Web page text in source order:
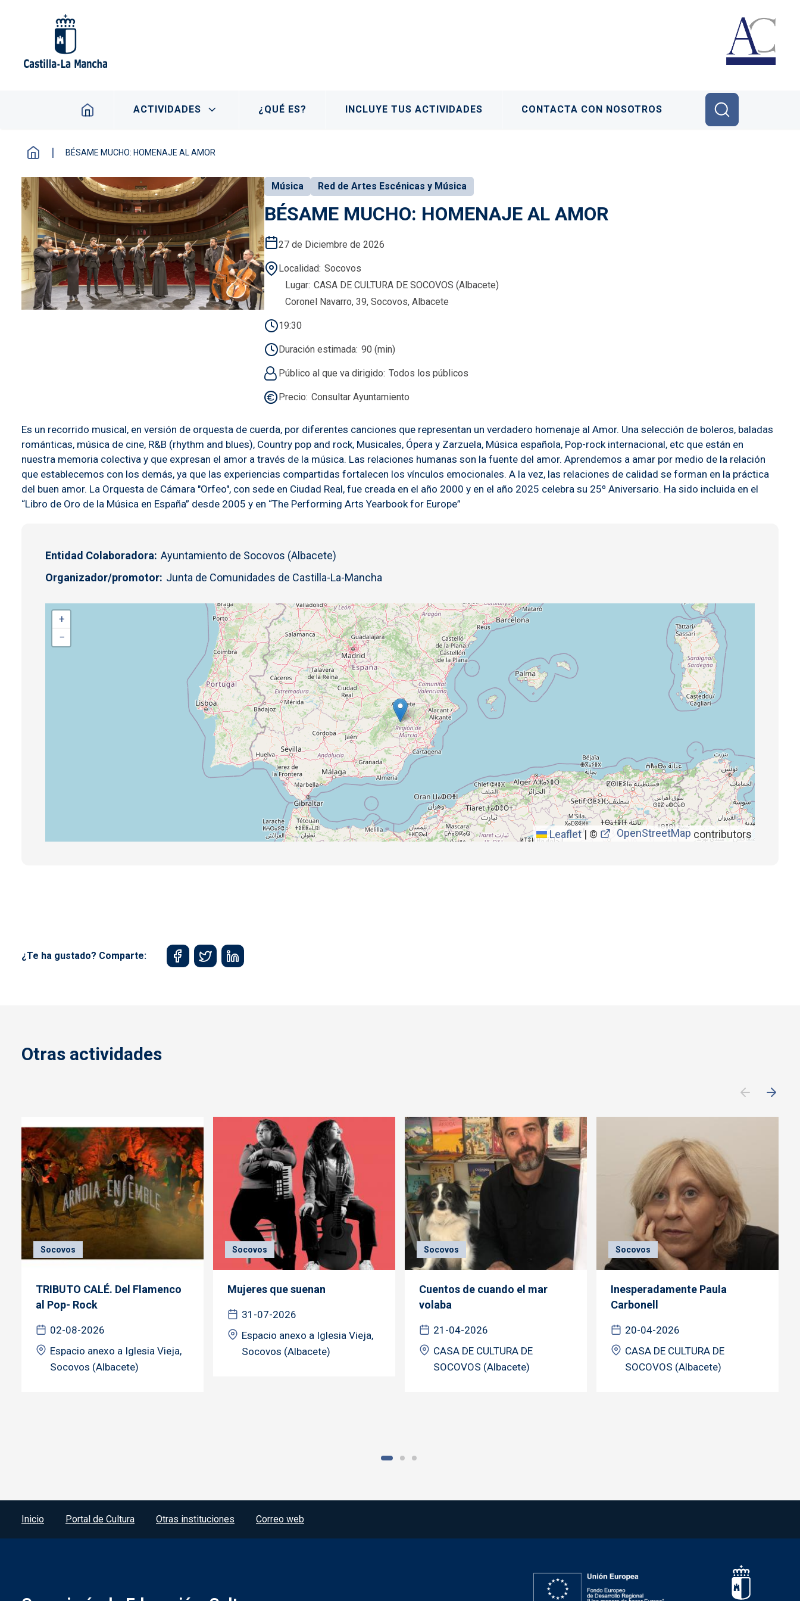
Navegación principal
ACTIVIDADES ¿QUÉ ES? INCLUYE TUS ACTIVIDADES CONTACTA CON NOSOTROS
BÉSAME MUCHO: HOMENAJE AL AMOR
Música Red de Artes Escénicas y Música
BÉSAME MUCHO: HOMENAJE AL AMOR
27 de Diciembre de 2026
Localidad Socovos
Lugar CASA DE CULTURA DE SOCOVOS (Albacete)
Coronel Navarro, 39, Socovos, Albacete
19:30
Duración estimada 90 (min)
Público al que va dirigido Todos los públicos
Precio Consultar Ayuntamiento
Es un recorrido musical, en versión de orquesta de cuerda, por diferentes canciones que representan un verdadero homenaje al Amor. Una selección de boleros, baladas
románticas, música de cine, R&B (rhythm and blues), Country pop and rock, Musicales, Ópera y Zarzuela, Música española, Pop-rock internacional, etc que están en
nuestra memoria colectiva y que expresan el amor a través de la música. Las relaciones humanas son la fuente del amor. Aprendemos a amar por medio de la relación
que establecemos con los demás, ya que las experiencias compartidas fortalecen los vínculos emocionales. A la vez, las relaciones de calidad se forman en la práctica
del buen amor. La Orquesta de Cámara "Orfeo", con sede en Ciudad Real, fue creada en el año 2000 y en el año 2025 celebra su 25º Aniversario. Ha sido incluida en el
“Libro de Oro de la Música en España” desde 2005 y en “The Performing Arts Yearbook for Europe”
Entidad Colaboradora Ayuntamiento de Socovos (Albacete)
Organizador/promotor Junta de Comunidades de Castilla-La-Mancha
+
−
Leaflet | © OpenStreetMap contributors
¿Te ha gustado? Comparte:
Otras actividades
Socovos
TRIBUTO CALÉ. Del Flamenco
al Pop- Rock
02-08-2026
Espacio anexo a Iglesia Vieja,
Socovos (Albacete)
Socovos
Mujeres que suenan
31-07-2026
Espacio anexo a Iglesia Vieja,
Socovos (Albacete)
Socovos
Cuentos de cuando el mar
volaba
21-04-2026
CASA DE CULTURA DE
SOCOVOS (Albacete)
Socovos
Inesperadamente Paula
Carbonell
20-04-2026
CASA DE CULTURA DE
SOCOVOS (Albacete)
Menú del pie
Inicio Portal de Cultura Otras instituciones Correo web